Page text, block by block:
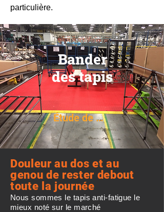
particulière.
Étude de cas
Bander
des tapis
Douleur au dos et au
genou de rester debout
toute la journée
Nous sommes le tapis anti-fatigue le
mieux noté sur le marché